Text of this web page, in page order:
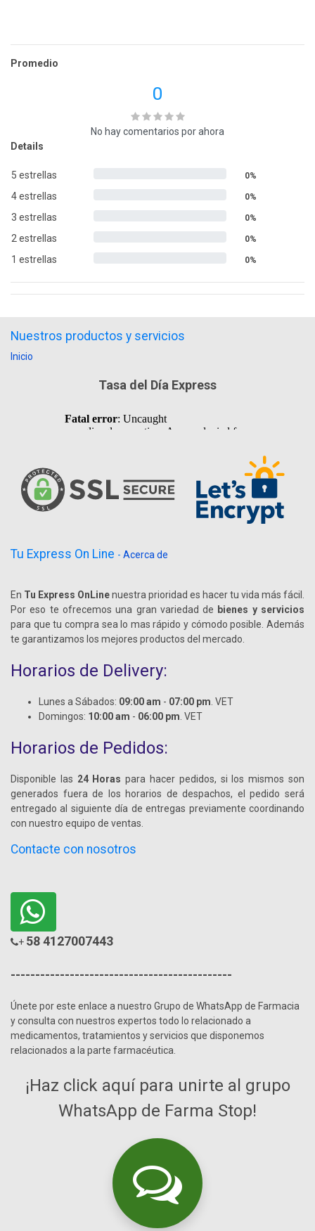
Promedio
0
No hay comentarios por ahora
Details
5 estrellas 0%
4 estrellas 0%
3 estrellas 0%
2 estrellas 0%
1 estrellas 0%
Nuestros productos y servicios
Inicio
Tasa del Día Express
Tu Express On Line - Acerca de
En Tu Express OnLinenuestra prioridad es hacer tu vida más fácil.
Por eso te ofrecemos una gran variedad de bienes y servicios
para que tu compra sea lo mas rápido y cómodo posible. Además
te garantizamos los mejores productos del mercado.
Horarios de Delivery:
Lunes a Sábados: 09:00 am - 07:00 pm . VET
Domingos: 10:00 am - 06:00 pm . VET
Horarios de Pedidos:
Disponible las 24 Horas para hacer pedidos, si los mismos son
generados fuera de los horarios de despachos, el pedido será
entregado al siguiente día de entregas previamente coordinando
con nuestro equipo de ventas.
Contacte con nosotros
+ 58 4127007443
---------------------------------------------
Únete por este enlace a nuestro Grupo de WhatsApp de Farmacia
y consulta con nuestros expertos todo lo relacionado a
medicamentos, tratamientos y servicios que disponemos
relacionados a la parte farmacéutica.
¡Haz click aquí para unirte al grupo
WhatsApp de Farma Stop!